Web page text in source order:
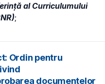
al Curriculumului
;
Ordin pentru
documentelor